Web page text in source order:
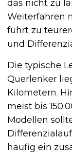
das nicht zu
Weiterfahren
führt zu
und
Die typische
Querlenker
Kilometern.
meist bis
Modellen
häufig ein